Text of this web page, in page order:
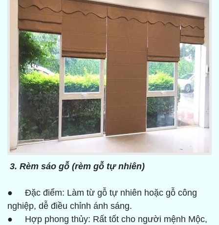
3. Rèm sáo gỗ (rèm gỗ tự nhiên)
● Đặc điểm: Làm từ gỗ tự nhiên hoặc gỗ công
nghiệp, dễ điều chỉnh ánh sáng.
● Hợp phong thủy: Rất tốt cho người mệnh Mộc,